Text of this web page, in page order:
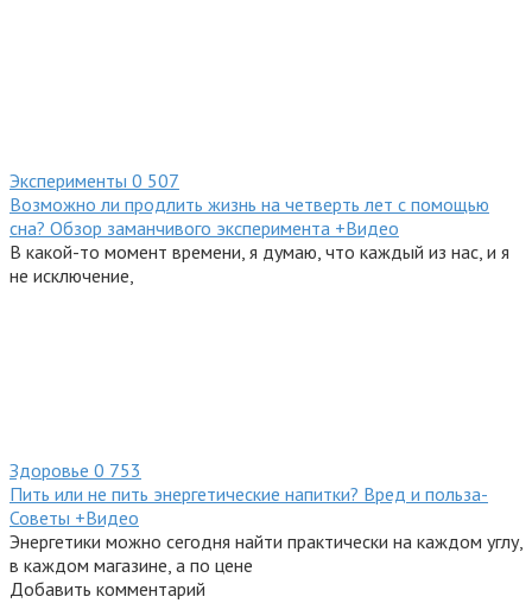
Эксперименты 0 507
Возможно ли продлить жизнь на четверть лет с помощью
сна? Обзор заманчивого эксперимента +Видео
В какой-то момент времени, я думаю, что каждый из нас, и я
не исключение,
Здоровье 0 753
Пить или не пить энергетические напитки? Вред и польза-
Советы +Видео
Энергетики можно сегодня найти практически на каждом углу,
в каждом магазине, а по цене
Добавить комментарий